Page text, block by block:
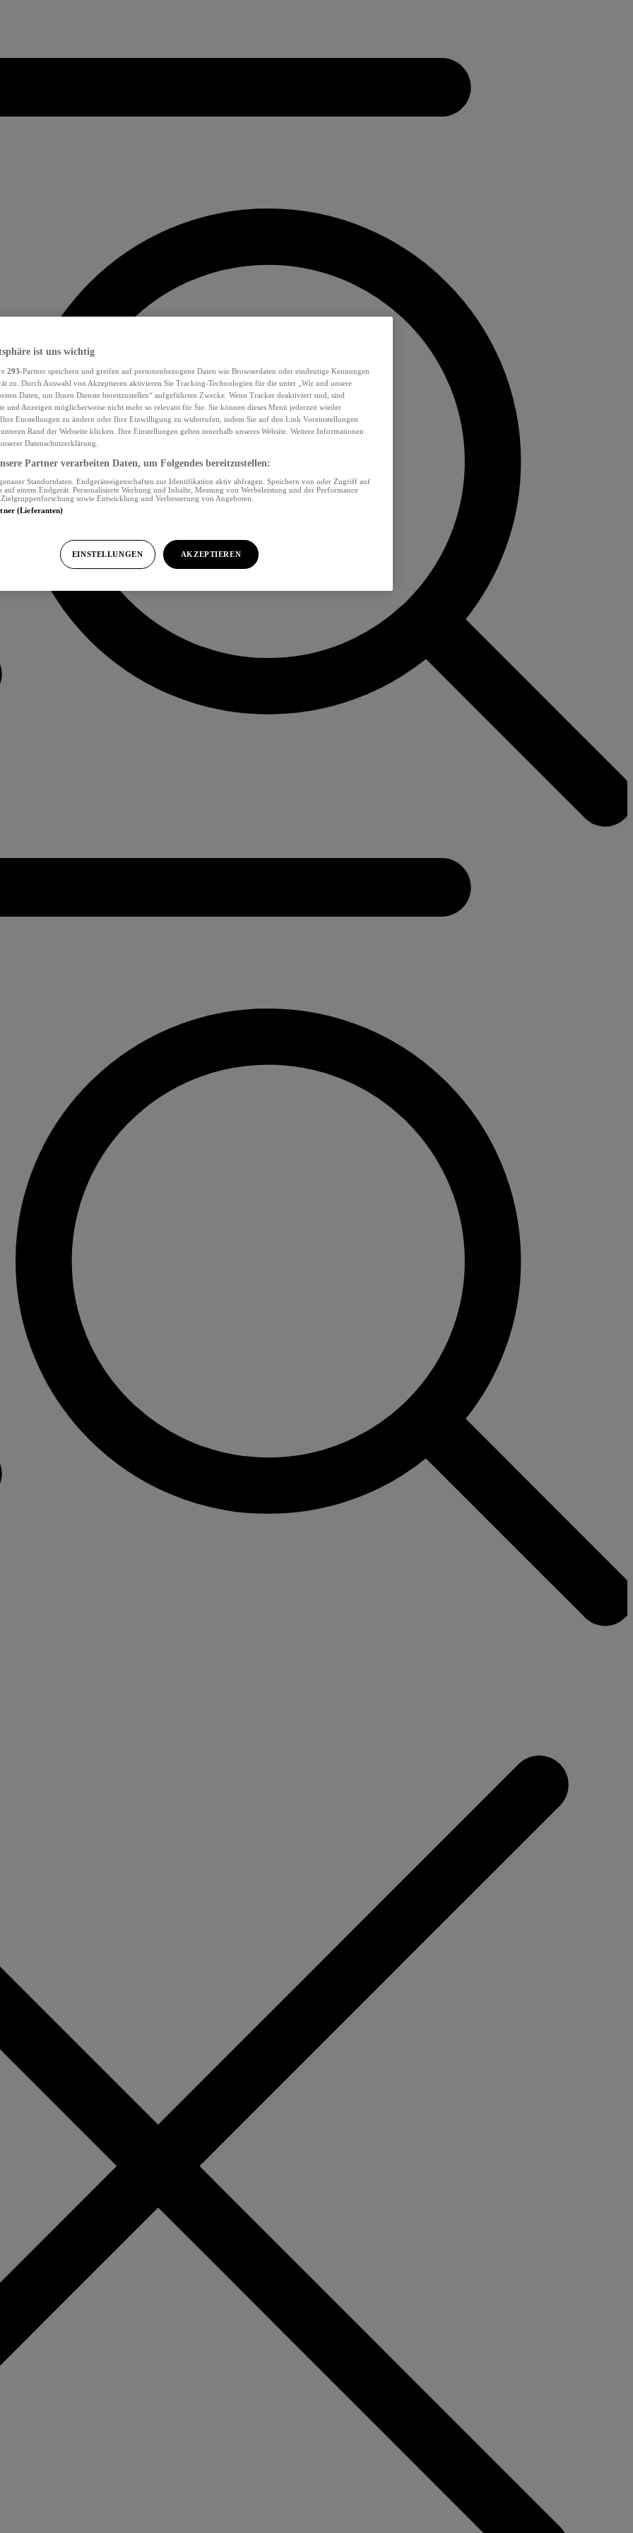
ist uns wichtig
293-Partner speichern und greifen auf personenbezogene Daten wie Browserdaten oder eindeutige Kennungen
zu. Durch Auswahl von Akzeptieren aktivieren Sie Tracking-Technologien für die unter „Wir und unsere
Daten, um Ihnen Dienste bereitzustellen“ aufgeführten Zwecke. Wenn Tracker deaktiviert sind, sind
und Anzeigen möglicherweise nicht mehr so relevant für Sie. Sie können dieses Menü jederzeit wieder
Einstellungen zu ändern oder Ihre Einwilligung zu widerrufen, indem Sie auf den Link Voreinstellungen
Rand der Webseite klicken. Ihre Einstellungen gelten innerhalb unseres Website. Weitere Informationen
Datenschutzerklärung.
Partner verarbeiten Daten, um Folgendes bereitzustellen:
Standortdaten. Endgeräteeigenschaften zur Identifikation aktiv abfragen. Speichern von oder Zugriff auf
einem Endgerät. Personalisierte Werbung und Inhalte, Messung von Werbeleistung und der Performance
sowie Entwicklung und Verbesserung von Angeboten.
(Lieferanten)
EINSTELLUNGEN AKZEPTIEREN